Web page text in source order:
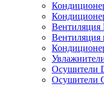
Вентиляция
Вентиляция
Осушители
Осушители